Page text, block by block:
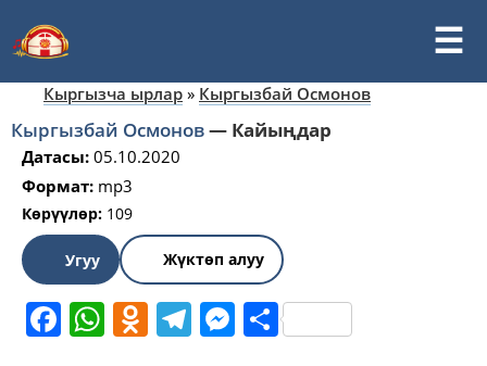
Кыргызча ырлар » Кыргызбай Осмонов
Кыргызбай Осмонов— Кайыңдар
Датасы: 05.10.2020
Формат: mp3
Көрүүлөр: 109
Угуу Жүктөп алуу
Facebook
WhatsApp
Odnoklassniki
Telegram
Messenger
Share